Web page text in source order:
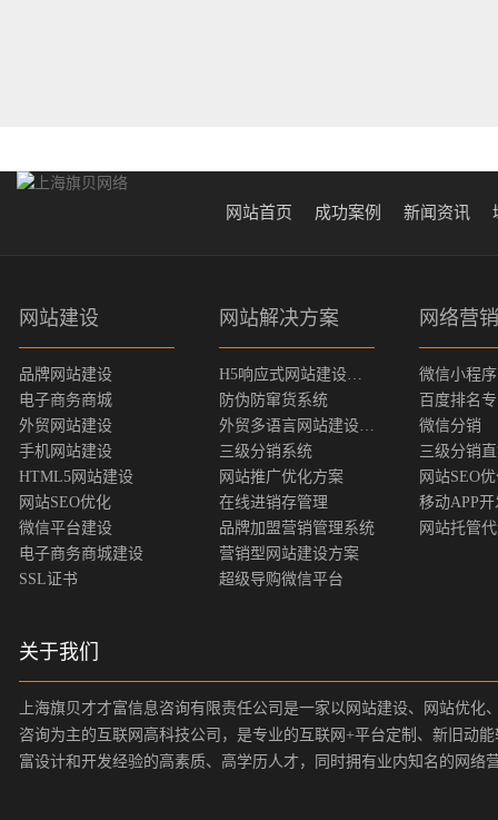
网站首页 成功案例 新闻资讯
网站建设
品牌网站建设
电子商务商城
外贸网站建设
手机网站建设
HTML5网站建设
网站SEO优化
微信平台建设
电子商务商城建设
SSL证书
网站解决方案
防伪防窜货系统
三级分销系统
网站推广优化方案
在线进销存管理
品牌加盟营销管理系统
营销型网站建设方案
超级导购微信平台
网络营销
微信小程序
百度排名
微信分销
三级分销
网站SEO
移动APP开
网站托管
关于我们
上海旗贝才才富信息咨询有限责任公司是一家以网站建设、网站优
咨询为主的互联网高科技公司，是专业的互联网+平台定制、新旧动
富设计和开发经验的高素质、高学历人才，同时拥有业内知名的网络